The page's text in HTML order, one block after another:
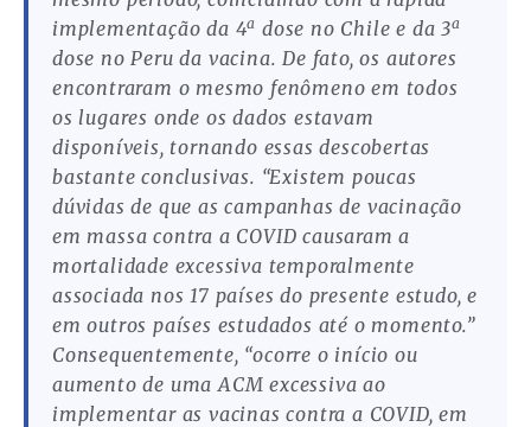
implementação da 4a dose no Chile e da 3a
dose no Peru da vacina. De fato, os autores
encontraram o mesmo fenômeno em todos
os lugares onde os dados estavam
disponíveis, tornando essas descobertas
bastante conclusivas. “Existem poucas
dúvidas de que as campanhas de vacinação
em massa contra a COVID causaram a
mortalidade excessiva temporalmente
associada nos 17 países do presente estudo, e
em outros países estudados até o momento.”
Consequentemente, “ocorre o início ou
aumento de uma ACM excessiva ao
implementar as vacinas contra a COVID, em